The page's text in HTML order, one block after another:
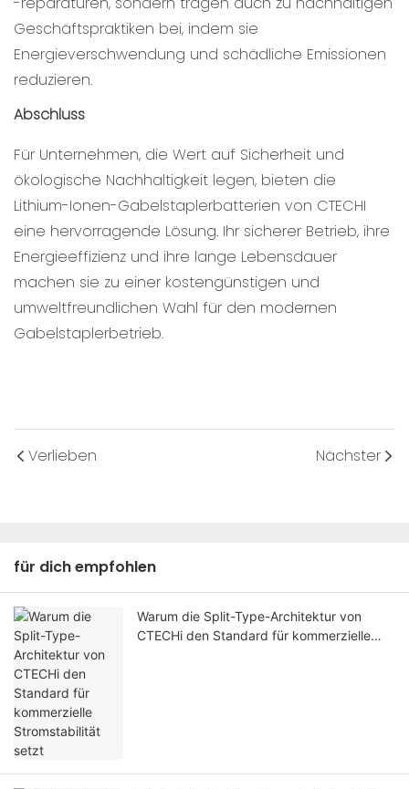
Geschäftspraktiken bei, indem sie
Energieverschwendung und schädliche Emissionen
reduzieren.
Abschluss
Für Unternehmen, die Wert auf Sicherheit und
ökologische Nachhaltigkeit legen, bieten die
Lithium-Ionen-Gabelstaplerbatterien von CTECHI
eine hervorragende Lösung. Ihr sicherer Betrieb, ihre
Energieeffizienz und ihre lange Lebensdauer
machen sie zu einer kostengünstigen und
umweltfreundlichen Wahl für den modernen
Gabelstaplerbetrieb.
Verlieben Nächster
für dich empfohlen
Warum die Split-Type-Architektur von
CTECHi den Standard für kommerzielle